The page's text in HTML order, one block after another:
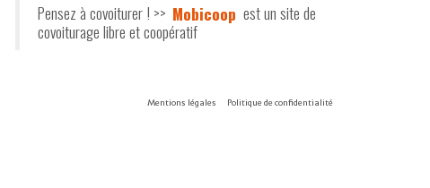
Pensez à covoiturer ! >> Mobicoop est un site de
covoiturage libre et coopératif
Mentions légales Politique de confidentialité